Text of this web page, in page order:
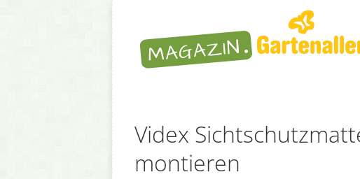
Videx
montieren